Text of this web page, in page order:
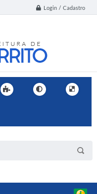
Login / Cadastro